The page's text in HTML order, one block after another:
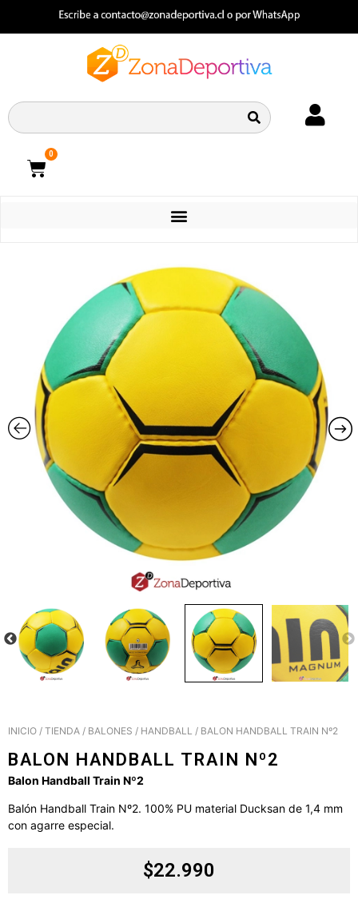
0
INICIO / TIENDA / BALONES / HANDBALL / BALON HANDBALL TRAIN Nº2
BALON HANDBALL TRAIN Nº2
Balon Handball Train Nº2
Balón Handball Train Nº2. 100% PU material Ducksan de 1,4 mm
con agarre especial.
$22.990